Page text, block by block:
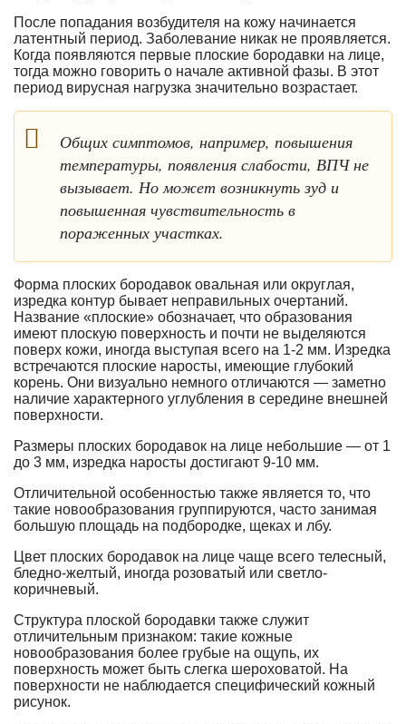
После попадания возбудителя на кожу начинается
латентный период. Заболевание никак не проявляется.
Когда появляются первые плоские бородавки на лице,
тогда можно говорить о начале активной фазы. В этот
период вирусная нагрузка значительно возрастает.
Общих симптомов, например, повышения
температуры, появления слабости, ВПЧ не
вызывает. Но может возникнуть зуд и
повышенная чувствительность в
пораженных участках.
Форма плоских бородавок овальная или округлая,
изредка контур бывает неправильных очертаний.
Название «плоские» обозначает, что образования
имеют плоскую поверхность и почти не выделяются
поверх кожи, иногда выступая всего на 1-2 мм. Изредка
встречаются плоские наросты, имеющие глубокий
корень. Они визуально немного отличаются — заметно
наличие характерного углубления в середине внешней
поверхности.
Размеры плоских бородавок на лице небольшие — от 1
до 3 мм, изредка наросты достигают 9-10 мм.
Отличительной особенностью также является то, что
такие новообразования группируются, часто занимая
большую площадь на подбородке, щеках и лбу.
Цвет плоских бородавок на лице чаще всего телесный,
бледно-желтый, иногда розоватый или светло-
коричневый.
Структура плоской бородавки также служит
отличительным признаком: такие кожные
новообразования более грубые на ощупь, их
поверхность может быть слегка шероховатой. На
поверхности не наблюдается специфический кожный
рисунок.